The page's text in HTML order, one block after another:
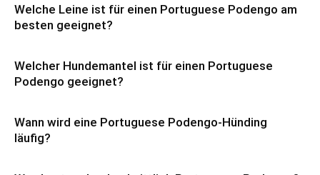
Welche Leine ist für einen Portuguese Podengo am
besten geeignet?
Welcher Hundemantel ist für einen Portuguese
Podengo geeignet?
Wann wird eine Portuguese Podengo-Hünding
läufig?